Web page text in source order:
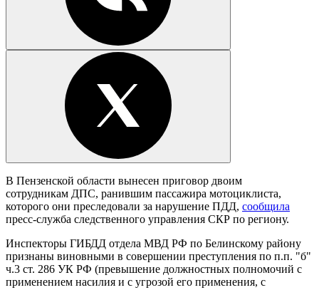
В Пензенской области вынесен приговор двоим
сотрудникам ДПС, ранившим пассажира мотоциклиста,
которого они преследовали за нарушение ПДД, сообщила
пресс-служба следственного управления СКР по региону.
Инспекторы ГИБДД отдела МВД РФ по Белинскому району
признаны виновными в совершении преступления по п.п. "б"
ч.3 ст. 286 УК РФ (превышение должностных полномочий с
применением насилия и с угрозой его применения, с